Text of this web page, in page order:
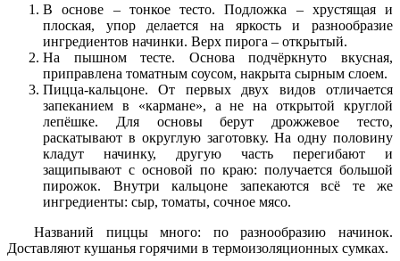
В основе – тонкое тесто. Подложка – хрустящая и
плоская, упор делается на яркость и разнообразие
ингредиентов начинки. Верх пирога – открытый.
На пышном тесте. Основа подчёркнуто вкусная,
приправлена томатным соусом, накрыта сырным слоем.
Пицца-кальцоне. От первых двух видов отличается
запеканием в «кармане», а не на открытой круглой
лепёшке. Для основы берут дрожжевое тесто,
раскатывают в округлую заготовку. На одну половину
кладут начинку, другую часть перегибают и
защипывают с основой по краю: получается большой
пирожок. Внутри кальцоне запекаются всё те же
ингредиенты: сыр, томаты, сочное мясо.
Названий пиццы много: по разнообразию начинок.
Доставляют кушанья горячими в термоизоляционных сумках.